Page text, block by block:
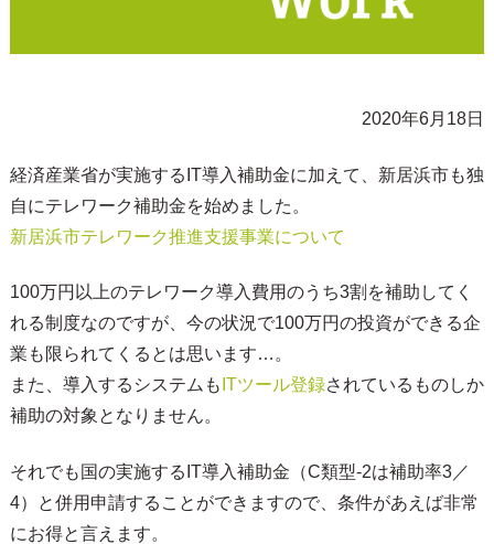
2020年6月18日
経済産業省が実施するIT導入補助金に加えて、新居浜市も独
自にテレワーク補助金を始めました。
新居浜市テレワーク推進支援事業について
100万円以上のテレワーク導入費用のうち3割を補助してく
れる制度なのですが、今の状況で100万円の投資ができる企
業も限られてくるとは思います…。
また、導入するシステムも ITツール登録されているものしか
補助の対象となりません。
それでも国の実施するIT導入補助金（C類型-2は補助率3／
4）と併用申請することができますので、条件があえば非常
にお得と言えます。